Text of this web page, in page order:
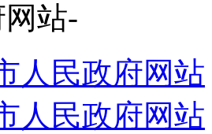
站-
人民政府网站
人民政府网站